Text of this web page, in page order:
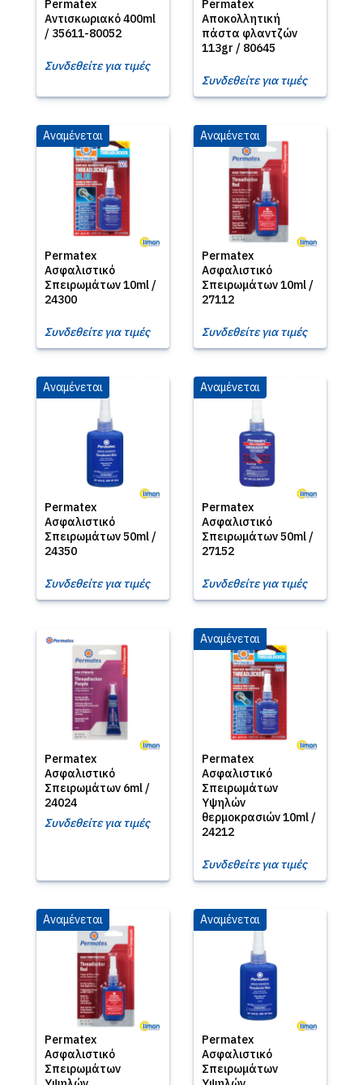
Permatex
Αντισκωριακό 400ml
/ 35611-80052
Συνδεθείτε για τιμές
Permatex
Αποκολλητική
πάστα φλαντζών
113gr / 80645
Συνδεθείτε για τιμές
Permatex
Ασφαλιστικό
Σπειρωμάτων 10ml /
24300
Αναμένεται
Συνδεθείτε για τιμές
Permatex
Ασφαλιστικό
Σπειρωμάτων 10ml /
27112
Αναμένεται
Συνδεθείτε για τιμές
Permatex
Ασφαλιστικό
Σπειρωμάτων 50ml /
24350
Αναμένεται
Συνδεθείτε για τιμές
Permatex
Ασφαλιστικό
Σπειρωμάτων 50ml /
27152
Αναμένεται
Συνδεθείτε για τιμές
Permatex
Ασφαλιστικό
Σπειρωμάτων 6ml /
24024
Συνδεθείτε για τιμές
Permatex
Ασφαλιστικό
Σπειρωμάτων
Υψηλών
θερμοκρασιών 10ml /
24212
Αναμένεται
Συνδεθείτε για τιμές
Permatex
Ασφαλιστικό
Σπειρωμάτων
Αναμένεται
Permatex
Ασφαλιστικό
Σπειρωμάτων
Αναμένεται